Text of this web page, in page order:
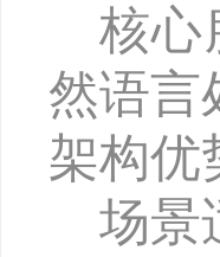
核心
然语言
架构优
场景